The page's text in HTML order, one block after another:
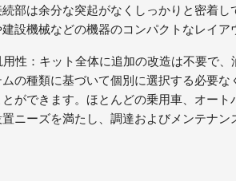
部は余分な突起がなくしっかりと密着
設機械などの機器のコンパクトなレイア
性：キット全体に追加の改造は不要で
の種類に基づいて個別に選択する必要
ができます。ほとんどの乗用車、オー
ニーズを満たし、調達およびメンテナン